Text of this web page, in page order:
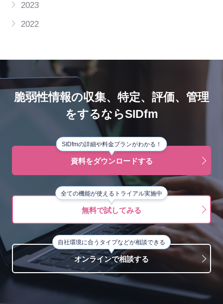
2023
2022
脆弱性情報の収集、特定、評価、管理
をするならSIDfm
SIDfmの詳細や料金プランがわかる！
資料をダウンロードする
全ての機能が使えるトライアル実施中
無料で試してみる
自社環境に合うタイプなどが相談できる
オンラインで相談する